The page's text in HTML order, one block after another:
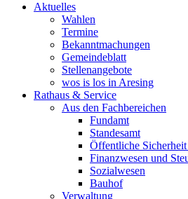
Aktuelles
Wahlen
Termine
Bekanntmachungen
Gemeindeblatt
Stellenangebote
wos is los in Aresing
Rathaus & Service
Aus den Fachbereichen
Fundamt
Standesamt
Öffentliche
Finanzwesen und
Sozialwesen
Bauhof
Verwaltung